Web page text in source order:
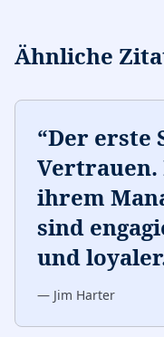
Ähnliche
“Der erste
ihrem
sind
und
— Jim Harter